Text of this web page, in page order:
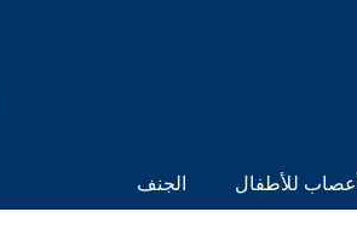
للأطفال الجنف